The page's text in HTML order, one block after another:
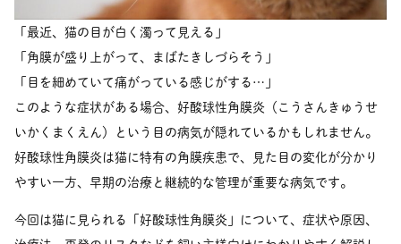
「最近、猫の目が白く濁って見える」
「角膜が盛り上がって、まばたきしづらそう」
「目を細めていて痛がっている感じがする…」
このような症状がある場合、好酸球性角膜炎（こうさんきゅうせ
いかくまくえん）という目の病気が隠れているかもしれません。
好酸球性角膜炎は猫に特有の角膜疾患で、見た目の変化が分かり
やすい一方、早期の治療と継続的な管理が重要な病気です。
今回は猫に見られる「好酸球性角膜炎」について、症状や原因、